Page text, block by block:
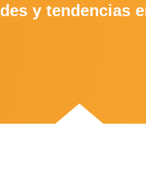
y tendencias